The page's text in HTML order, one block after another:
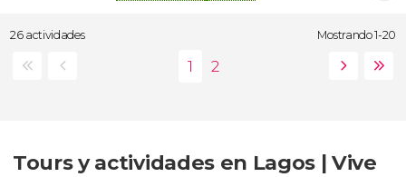
26 actividades Mostrando 1-20
Tours y actividades en Lagos | Vive